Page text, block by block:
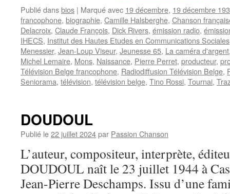
Publié dansbios | Marqué avec 19 décembre, 19 décembre
francophone, biographie, Camille Halsberghe, Chanson
Delacroix, Claude François, Dick Rivers, émission radio,
IHECS, Institut des Hautes Etudes en Communications Sociales
Menessier, Jean-Loup Viseur, Jeunesse 65, La caméra d'argent
Michel Lemaire, Mons, Naissance, Pierre Perret, producteur,
Télévision Belge francophone, Radiodiffusion Télévision Belge,
Seniorama, télévision, télévision belge, Tino Rossi, Tournai,
DOUDOUL
Publié le22 juillet 2024par Passion Chanson
L’auteur, compositeur, interprète,
DOUDOUL naît le 23 juillet 1944 à
Jean-Pierre Deschamps. Issu d’une